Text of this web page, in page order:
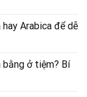
Arabica để dễ
bằng ở tiệm? Bí